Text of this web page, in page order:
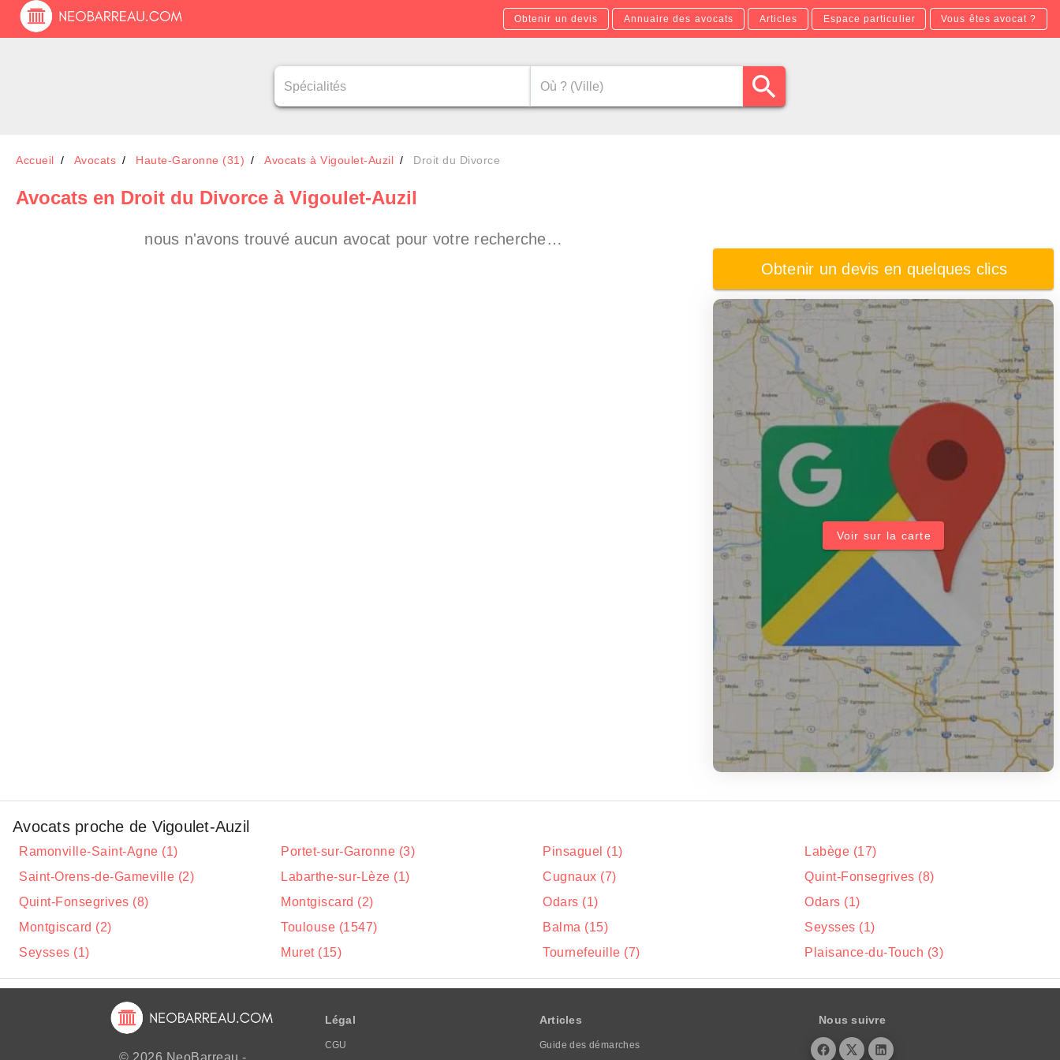
Obtenir un devis Annuaire des avocats Articles Espace particulier Vous êtes avocat ?
Accueil Avocats Haute-Garonne (31) Avocats à Vigoulet-Auzil Droit du Divorce
Avocats en Droit du Divorce à Vigoulet-Auzil
nous n'avons trouvé aucun avocat pour votre recherche…
Obtenir un devis en quelques clics
Voir sur la carte
Avocats proche de Vigoulet-Auzil
Ramonville-Saint-Agne (1) Portet-sur-Garonne (3) Pinsaguel (1)
Labège (17)
Saint-Orens-de-Gameville (2)
Labarthe-sur-Lèze (1) Cugnaux (7)
Quint-Fonsegrives (8)
Quint-Fonsegrives (8)
Montgiscard (2) Odars (1)
Odars (1)
Montgiscard (2)
Toulouse (1547) Balma (15)
Seysses (1)
Seysses (1)
Muret (15) Tournefeuille (7) Plaisance-du-Touch (3)
© 2026 NeoBarreau -
Légal
CGU
Articles
Guide des démarches
Nous suivre